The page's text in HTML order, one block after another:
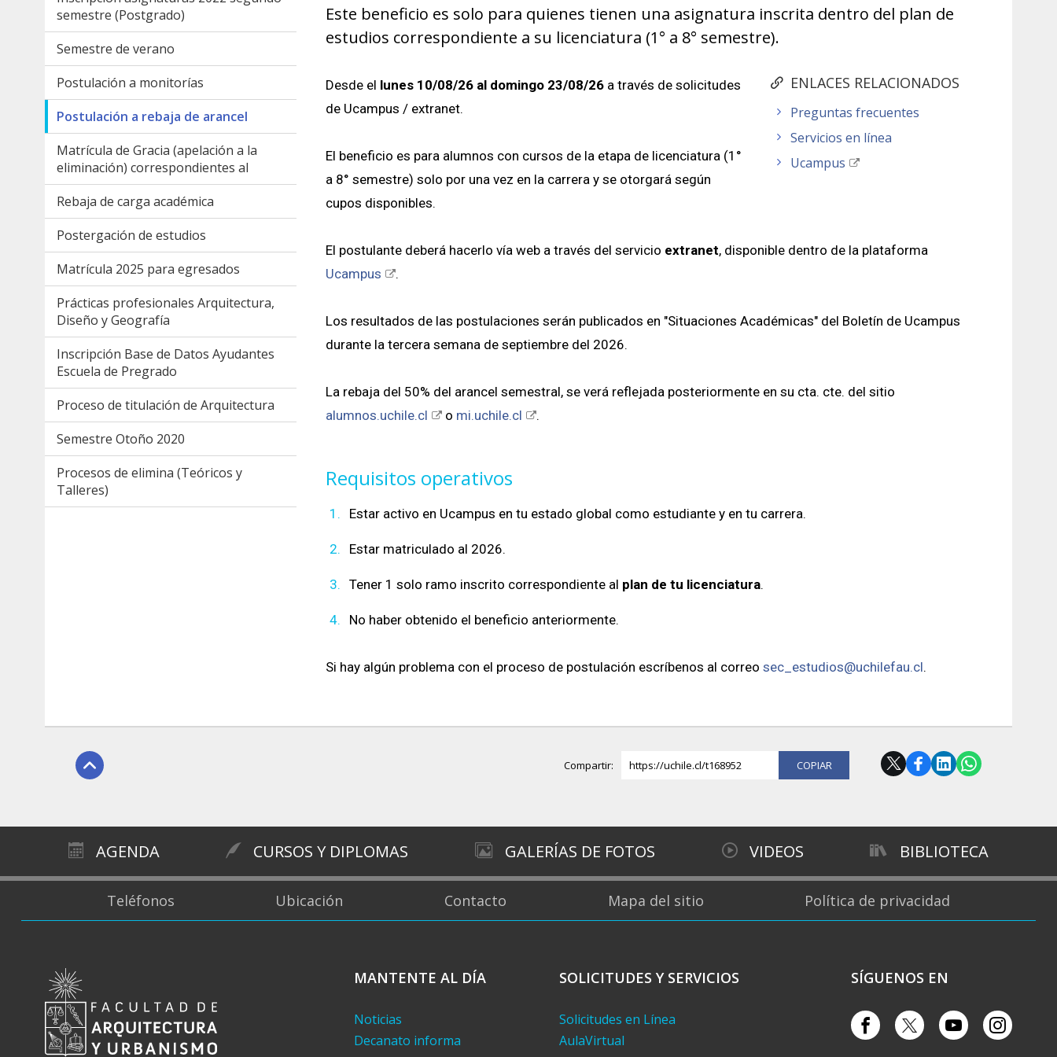
semestre (Postgrado)
Semestre de verano
Postulación a monitorías
Postulación a rebaja de arancel
Matrícula de Gracia (apelación a la
eliminación) correspondientes al
Rebaja de carga académica
Postergación de estudios
Matrícula 2025 para egresados
Prácticas profesionales Arquitectura,
Diseño y Geografía
Inscripción Base de Datos Ayudantes
Escuela de Pregrado
Proceso de titulación de Arquitectura
Semestre Otoño 2020
Procesos de elimina (Teóricos y
Talleres)
Este beneficio es solo para quienes tienen una asignatura inscrita dentro del plan de
estudios correspondiente a su licenciatura (1° a 8° semestre).
ENLACES RELACIONADOS
Preguntas frecuentes
Servicios en línea
Ucampus
Desde el lunes 10/08/26 al domingo 23/08/26a través de solicitudes
de Ucampus / extranet.
El beneficio es para alumnos con cursos de la etapa de licenciatura (1°
a 8° semestre) solo por una vez en la carrera y se otorgará según
cupos disponibles.
El postulante deberá hacerlo vía web a través del servicio extranet, disponible dentro de la plataforma
Ucampus
.
Los resultados de las postulaciones serán publicados en "Situaciones Académicas" del Boletín de Ucampus
durante la tercera semana de septiembre del 2026.
La rebaja del 50% del arancel semestral, se verá reflejada posteriormente en su cta. cte. del sitio
alumnos.uchile.cl
o mi.uchile.cl .
Requisitos operativos
Estar activo en Ucampus en tu estado global como estudiante y en tu carrera.
Estar matriculado al 2026.
Tener 1 solo ramo inscrito correspondiente al plan de tu licenciatura.
No haber obtenido el beneficio anteriormente.
Si hay algún problema con el proceso de postulación escríbenos al correo sec_estudios@uchilefau.cl.
Compartir: https://uchile.cl/t168952
AGENDA CURSOS Y DIPLOMAS GALERÍAS DE FOTOS VIDEOS BIBLIOTECA
Teléfonos Ubicación Contacto Mapa del sitio Política de privacidad
MANTENTE AL DÍA
Noticias
Decanato informa
SOLICITUDES Y SERVICIOS
Solicitudes en Línea
AulaVirtual
SÍGUENOS EN